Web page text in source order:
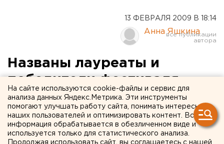
13 ФЕВРАЛЯ 2009 В 18:14
Анна Яшкина
Названы лауреаты и
победители фестиваля
«Газпром» «Факел»
Названы лауреаты и победители фестиваля
«Газпром» «Факел», сообщили агентству ЕАН
На сайте используются cookie-файлы и сервис для
анализа данных Яндекс.Метрика. Эти инструменты
помогают улучшать работу сайта, понимать интересы
наших пользователей и оптимизировать контент. Вся
информация обрабатывается в обезличенном виде и
используется только для статистического анализа.
Продолжая использовать сайт, вы соглашаетесь с нашей